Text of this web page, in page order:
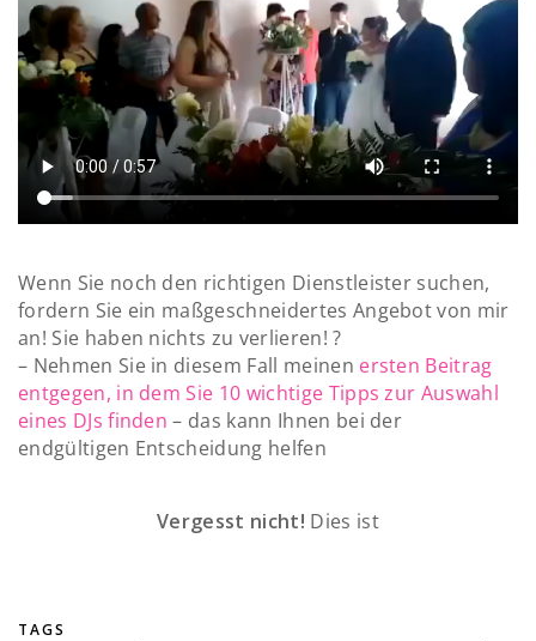
Wenn Sie noch den richtigen Dienstleister suchen,
fordern Sie ein maßgeschneidertes Angebot von mir
an! Sie haben nichts zu verlieren! ?
– Nehmen Sie in diesem Fall meinen ersten Beitrag
entgegen, in dem Sie 10 wichtige Tipps zur Auswahl
eines DJs finden – das kann Ihnen bei der
endgültigen Entscheidung helfen
Vergesst nicht! Dies ist
TAGS